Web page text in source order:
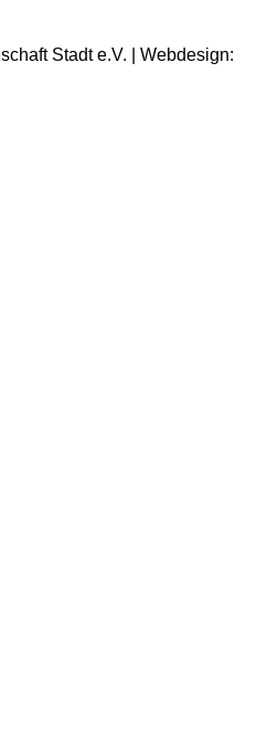
Stadt e.V. | Webdesign: